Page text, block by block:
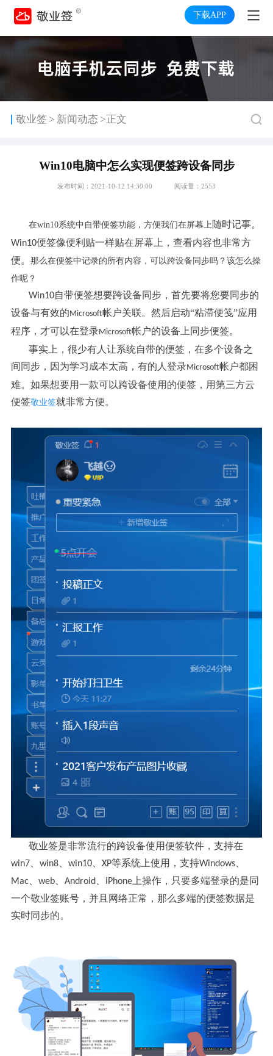
下载APP
敬业签 > 新闻动态 >正文
Win10电脑中怎么实现便签跨设备同步
发布时间：2021-10-12 14:30:00 阅读量：2553
在win10系统中自带便签功能，方便我们在屏幕上随时记事。
Win10便签像便利贴一样贴在屏幕上，查看内容也非常方
便。 那么在便签中记录的所有内容，可以跨设备同步吗？该怎么操
作呢？
Win10自带便签想要跨设备同步，首先要将您要同步的
设备与有效的Microsoft帐户关联。然后启动“粘滞便笺”应用
程序，才可以在登录Microsoft帐户的设备上同步便签。
事实上，很少有人让系统自带的便签，在多个设备之
间同步，因为学习成本太高，有的人登录Microsoft帐户都困
难。如果想要用一款可以跨设备使用的便签，用第三方云
便签敬业签就非常方便。
敬业签是非常流行的跨设备使用便签软件，支持在
win7、 win8、 win10、 XP等系统上使用，支持Windows、
Mac、 web、 Android、 iPhone上操作，只要多端登录的是同
一个敬业签账号，并且网络正常，那么多端的便签数据是
实时同步的。